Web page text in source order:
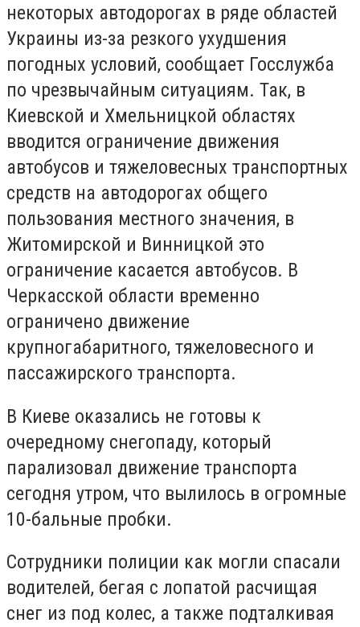
некоторых автодорогах в ряде областей
Украины из-за резкого ухудшения
погодных условий, сообщает Госслужба
по чрезвычайным ситуациям. Так, в
Киевской и Хмельницкой областях
вводится ограничение движения
автобусов и тяжеловесных транспортных
средств на автодорогах общего
пользования местного значения, в
Житомирской и Винницкой это
ограничение касается автобусов. В
Черкасской области временно
ограничено движение
крупногабаритного, тяжеловесного и
пассажирского транспорта.
В Киеве оказались не готовы к
очередному снегопаду, который
парализовал движение транспорта
сегодня утром, что вылилось в огромные
10-бальные пробки.
Сотрудники полиции как могли спасали
водителей, бегая с лопатой расчищая
снег из под колес, а также подталкивая